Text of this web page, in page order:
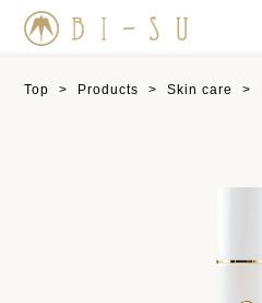
Top > Products > Skin care >